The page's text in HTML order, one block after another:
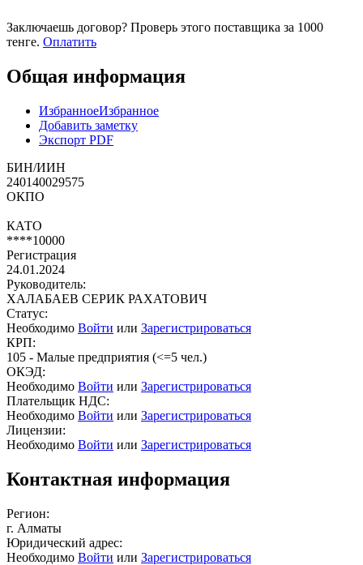
Заключаешь договор? Проверь этого поставщика за 1000
тенге. Оплатить
Общая информация
ИзбранноеИзбранное
Добавить заметку
Экспорт PDF
БИН/ИИН
240140029575
ОКПО
КАТО
****10000
Регистрация
24.01.2024
Руководитель:
ХАЛАБАЕВ СЕРИК РАХАТОВИЧ
Статус:
Необходимо Войти или Зарегистрироваться
КРП:
105 - Малые предприятия (<=5 чел.)
ОКЭД:
Необходимо Войти или Зарегистрироваться
Плательщик НДС:
Необходимо Войти или Зарегистрироваться
Лицензии:
Необходимо Войти или Зарегистрироваться
Контактная информация
Регион:
г. Алматы
Юридический адрес:
Необходимо Войти или Зарегистрироваться